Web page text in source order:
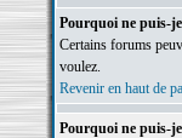
Pourquoi ne puis-
Certains forums
voulez.
Revenir en haut de
Pourquoi ne puis-